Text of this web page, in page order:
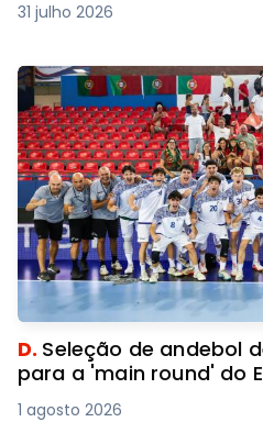
31 julho 2026
D. Seleção de andebol
para a 'main round' do
1 agosto 2026